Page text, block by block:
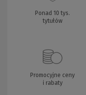
Ponad 10 tys.
tytułów
Promocyjne ceny
i rabaty